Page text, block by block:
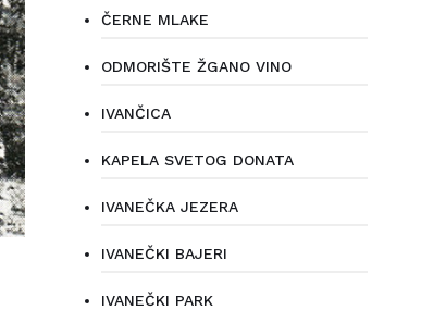
ČERNE MLAKE
ODMORIŠTE ŽGANO VINO
IVANČICA
KAPELA SVETOG DONATA
IVANEČKA JEZERA
IVANEČKI BAJERI
IVANEČKI PARK